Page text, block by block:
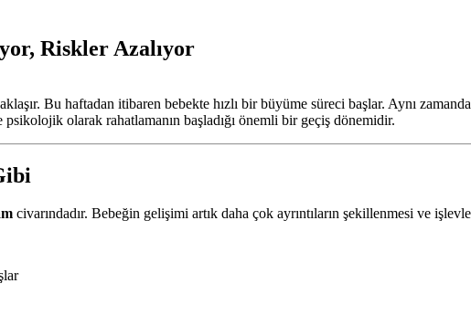
Riskler Azalıyor
Bu haftadan itibaren bebekte hızlı bir büyüme süreci başlar. Aynı
olarak rahatlamanın başladığı önemli bir geçiş dönemidir.
civarındadır. Bebeğin gelişimi artık daha çok ayrıntıların şekillenmesi ve